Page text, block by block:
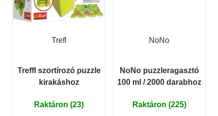
Trefl
Treffl szortírozó puzzle
kirakáshoz
Raktáron (23)
NoNo
NoNo puzzleragasztó
100 ml / 2000 darabhoz
Raktáron (225)